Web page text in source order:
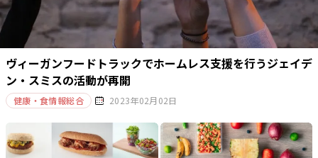
ヴィーガンフードトラックでホームレス支援を行うジェイデ
ン・スミスの活動が再開
健康・食情報総合 2023年02月02日